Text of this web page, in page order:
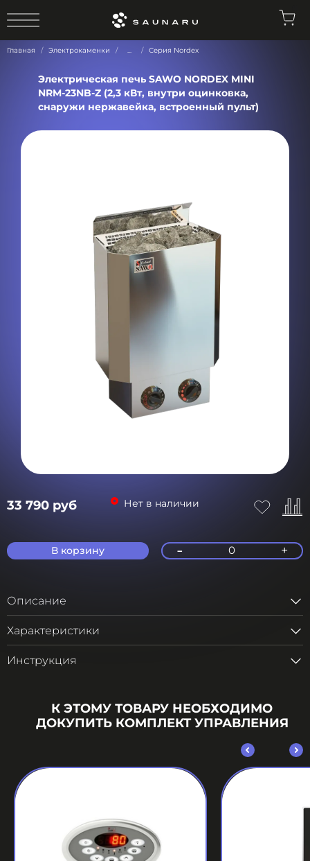
Главная Электрокаменки ... Серия Nordex
Электрическая печь SAWO NORDEX MINI
NRM-23NB-Z (2,3 кВт, внутри оцинковка,
снаружи нержавейка, встроенный пульт)
33 790 руб Нет в наличии
В корзину - 0 +
Описание
Характеристики
Инструкция
К ЭТОМУ ТОВАРУ НЕОБХОДИМО
ДОКУПИТЬ КОМПЛЕКТ УПРАВЛЕНИЯ